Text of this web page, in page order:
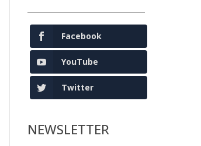
Facebook
YouTube
Twitter
NEWSLETTER